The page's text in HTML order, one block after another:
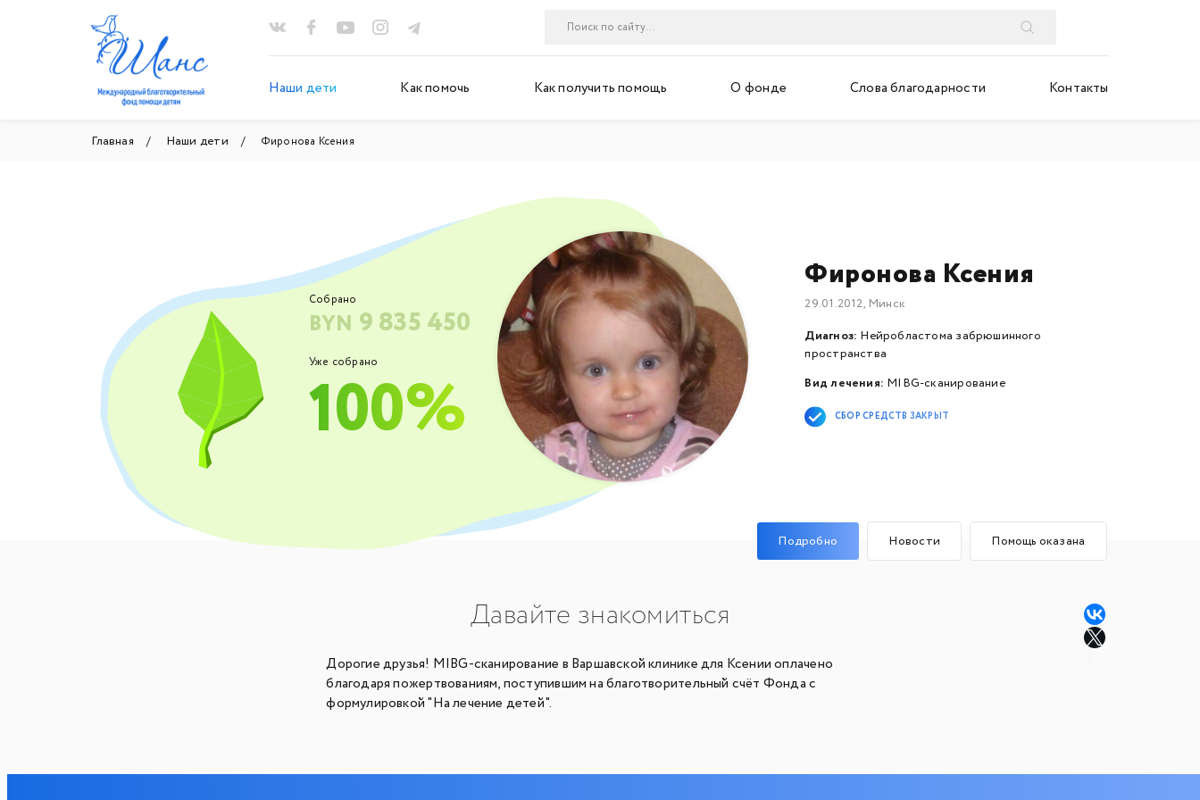
Наши дети Как помочь Как получить помощь О фонде Слова благодарности Контакты
Главная Наши дети Фиронова Ксения
Собрано
BYN 9 835 450
Уже собрано
100%
Фиронова Ксения
29.01.2012, Минск
Диагноз: Нейробластома забрюшинного
пространства
Вид лечения: MIBG-сканирование
СБОР СРЕДСТВ ЗАКРЫТ
Подробно Новости Помощь оказана
Давайте знакомиться
Дорогие друзья! MIBG-сканирование в Варшавской клинике для Ксении оплачено
благодаря пожертвованиям, поступившим на благотворительный счёт Фонда с
формулировкой "На лечение детей".